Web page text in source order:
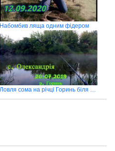
Набомбив ляща одним фідером
Ловля сома на річці Горинь біля села Олександрія